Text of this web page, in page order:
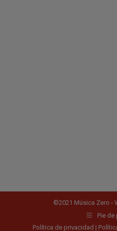
©2021 Música Zero -
Pie de
Política de privacidad |